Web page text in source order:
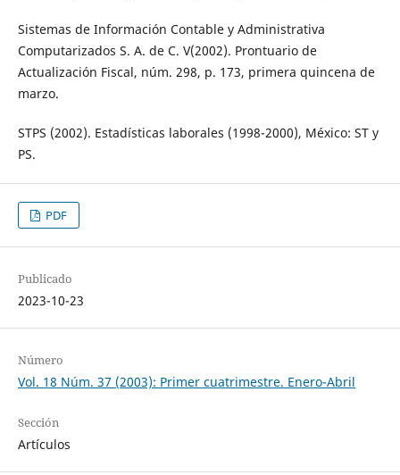
Sistemas de Información Contable y Administrativa
Computarizados S. A. de C. V(2002). Prontuario de
Actualización Fiscal, núm. 298, p. 173, primera quincena de
marzo.
STPS (2002). Estadísticas laborales (1998-2000), México: ST y
PS.
PDF
Publicado
2023-10-23
Número
Vol. 18 Núm. 37 (2003): Primer cuatrimestre. Enero-Abril
Sección
Artículos